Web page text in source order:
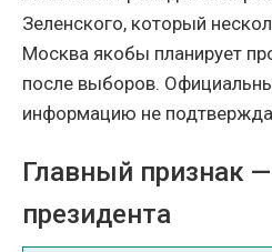
Зеленского, который
Москва якобы планирует
после выборов.
информацию не
Главный признак
президента